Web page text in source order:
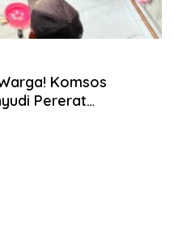
Komsos
Pererat